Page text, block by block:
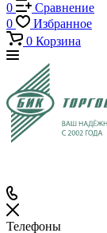
0
Сравнение
0
Избранное
0 Корзина
Телефоны